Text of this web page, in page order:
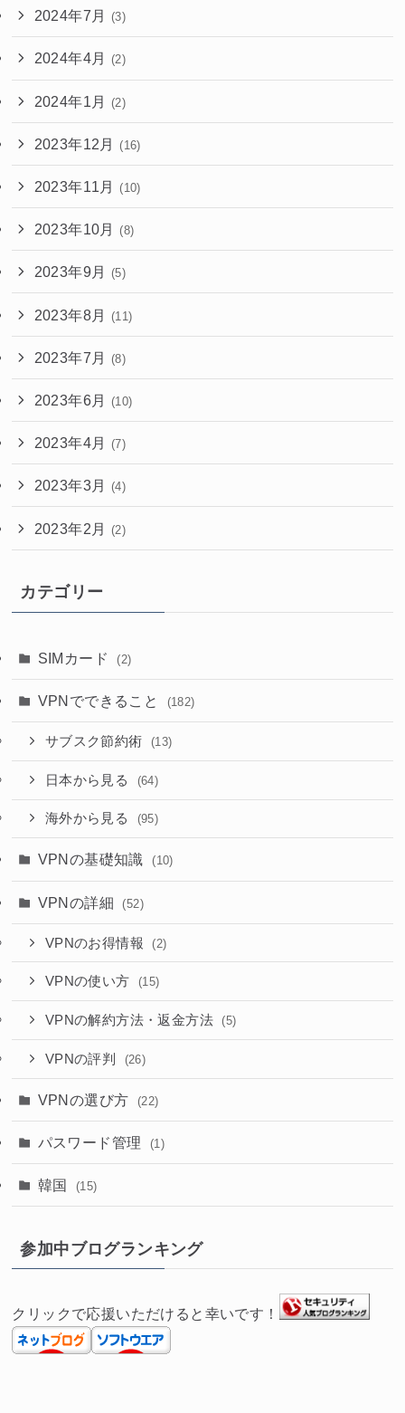
2024年7月 (3)
2024年4月 (2)
2024年1月 (2)
2023年12月 (16)
2023年11月 (10)
2023年10月 (8)
2023年9月 (5)
2023年8月 (11)
2023年7月 (8)
2023年6月 (10)
2023年4月 (7)
2023年3月 (4)
2023年2月 (2)
カテゴリー
SIMカード (2)
VPNでできること (182)
サブスク節約術 (13)
日本から見る (64)
海外から見る (95)
VPNの基礎知識 (10)
VPNの詳細 (52)
VPNのお得情報 (2)
VPNの使い方 (15)
VPNの解約方法・返金方法 (5)
VPNの評判 (26)
VPNの選び方 (22)
パスワード管理 (1)
韓国 (15)
参加中ブログランキング
クリックで応援いただけると幸いです！